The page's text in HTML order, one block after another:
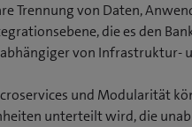
Trennung von Daten,
die es den
von Infrastruktur-
und Modularität
unterteilt wird, die